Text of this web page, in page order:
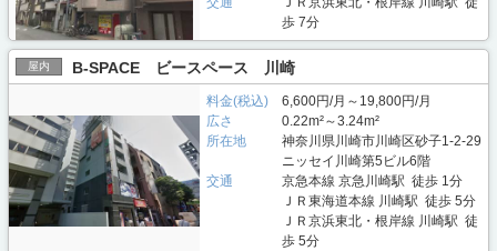
歩 7分
屋内 B-SPACE ビースペース 川崎
料金(税込)
6,600円/月～19,800円/月
広さ
0.22m²～3.24m²
所在地
神奈川県川崎市川崎区砂子1-2-29
ニッセイ川崎第5ビル6階
交通
京急本線 京急川崎駅 徒歩 1分
ＪＲ東海道本線 川崎駅 徒歩 5分
ＪＲ京浜東北・根岸線 川崎駅 徒
歩 5分